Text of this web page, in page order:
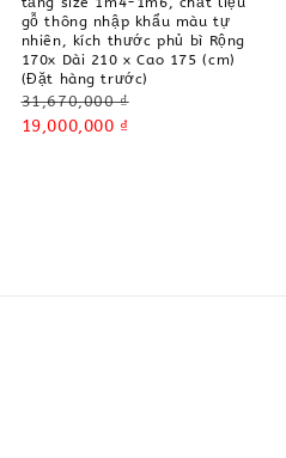
gỗ thông nhập khẩu màu tự
nhiên, kích thước phủ bì Rộng
170x Dài 210 x Cao 175 (cm)
(Đặt hàng trước)
Regular
price
31,670,000 ₫
Sale
19,000,000 ₫